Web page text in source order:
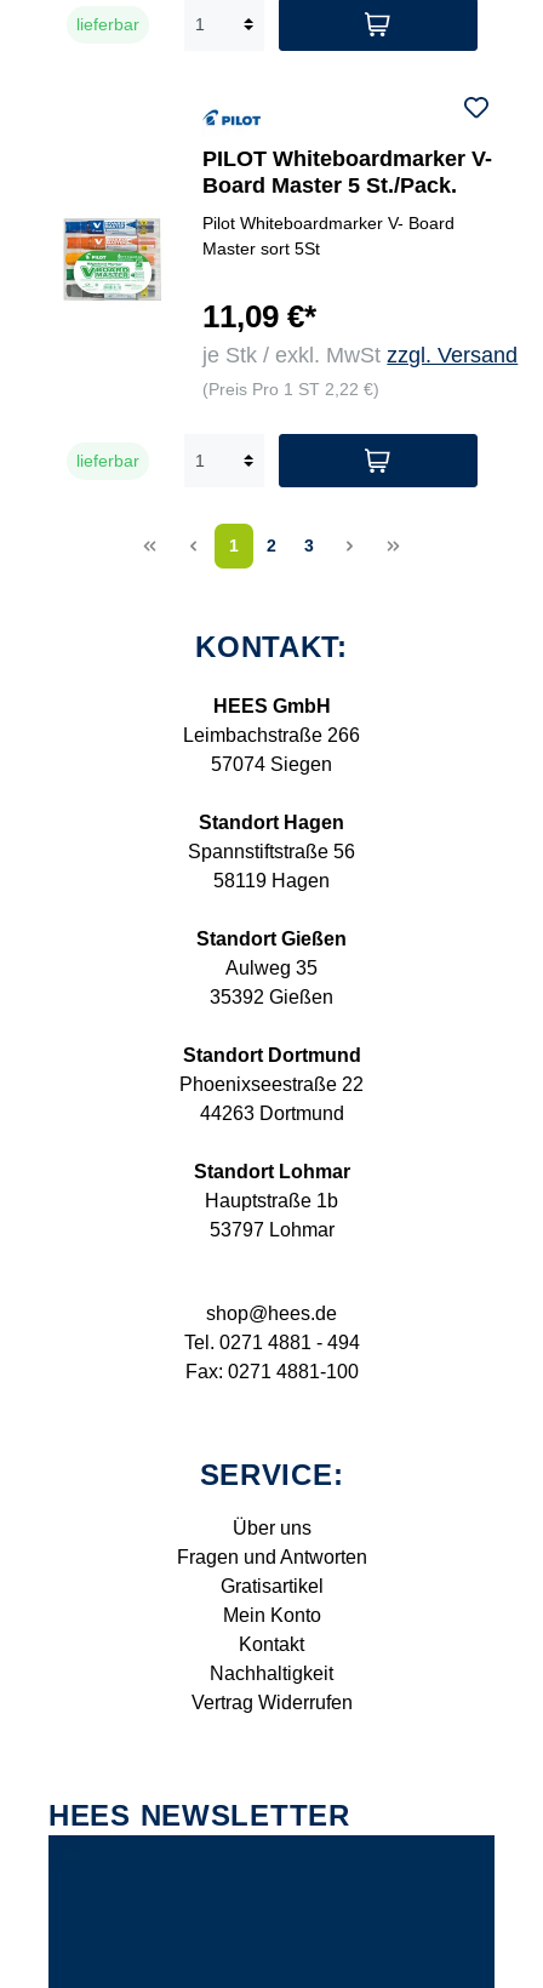
lieferbar
PILOT Whiteboardmarker V-
Board Master 5 St./Pack.
Pilot Whiteboardmarker V- Board
Master sort 5St
11,09 €*
je Stk / exkl. MwStzzgl. Versand
(Preis Pro 1 ST 2,22 €)
lieferbar
<< < 1 2 3 > >>
KONTAKT:
HEES GmbH
Leimbachstraße 266
57074 Siegen
Standort Hagen
Spannstiftstraße 56
58119 Hagen
Standort Gießen
Aulweg 35
35392 Gießen
Standort Dortmund
Phoenixseestraße 22
44263 Dortmund
Standort Lohmar
Hauptstraße 1b
53797 Lohmar
shop@hees.de
Tel. 0271 4881 - 494
Fax: 0271 4881-100
SERVICE:
Über uns
Fragen und Antworten
Gratisartikel
Mein Konto
Kontakt
Nachhaltigkeit
Vertrag Widerrufen
HEES NEWSLETTER